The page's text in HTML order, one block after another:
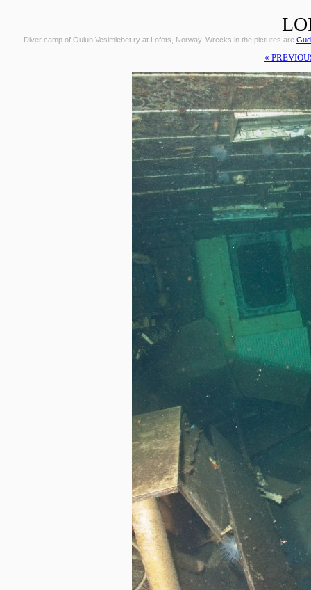
Diver camp of Oulun Vesimiehet ry at Lofots, Norway. Wrecks in the pictures are
«